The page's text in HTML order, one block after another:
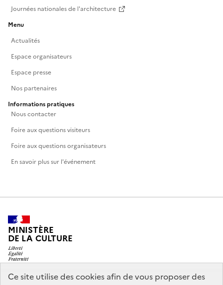
Ce site utilise des cookies afin de vous proposer des
Journées nationales de l'architecture
Menu
Actualités
Espace organisateurs
Espace presse
Nos partenaires
Informations pratiques
Nous contacter
Foire aux questions visiteurs
Foire aux questions organisateurs
En savoir plus sur l'événement
MINISTÈRE
DE LA CULTURE